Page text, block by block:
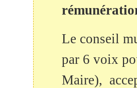
Le conseil
par 6 voix
Maire),